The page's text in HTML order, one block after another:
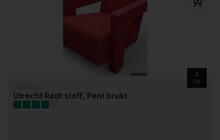
4
Stk
Utrecht Rødt stoff, Pent brukt